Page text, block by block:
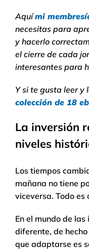
Aquími
necesitas para
y hacerlo
el cierre de cada
interesantes para
Y si te gusta leer y
colección de 18
La inversión
niveles
Los tiempos
mañana no tiene
viceversa. Todo es
En el mundo de
diferente, de
que adaptarse es